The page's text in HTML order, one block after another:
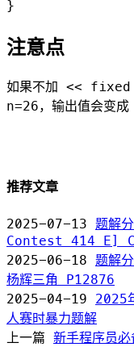
注意点
如果不加 <<
n=26，输出值会变
推荐文章
2025-07-13 题解
Contest 414 E]
2025-06-18 题解
杨辉三角 P12876
2025-04-19 2025
人赛时暴力题解
上一篇 新手程序员